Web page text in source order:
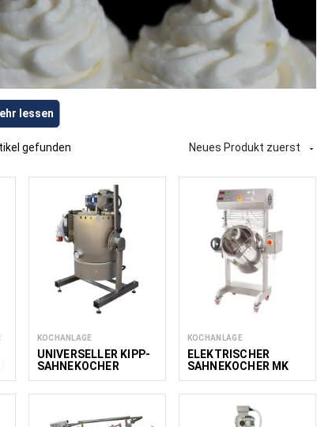
von Schlagsahne und Sahneprodukten, einschließlich
Diese Anlagen eignen sich zur Zubereitung von
süßen Milchprodukten. FoodTechProcess bietet Anlagen
und Großküchen.
lessen
gefunden Neues Produkt zuerst 
KOCHANLAGE
UNIVERSELLER KIPP-
SAHNEKOCHER
KOCHANLAGE
ELEKTRISCHER
SAHNEKOCHER MK
30-120